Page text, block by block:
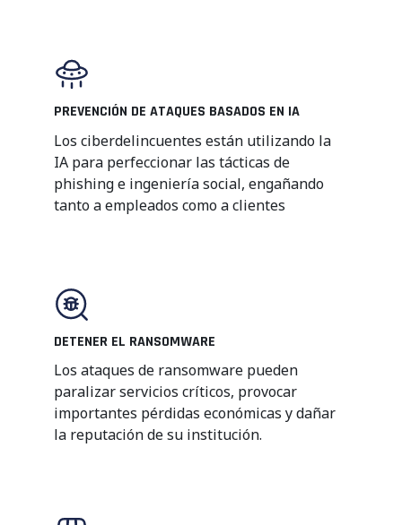
PREVENCIÓN DE ATAQUES BASADOS EN IA
Los ciberdelincuentes están utilizando la
IA para perfeccionar las tácticas de
phishing e ingeniería social, engañando
tanto a empleados como a clientes
DETENER EL RANSOMWARE
Los ataques de ransomware pueden
paralizar servicios críticos, provocar
importantes pérdidas económicas y dañar
la reputación de su institución.